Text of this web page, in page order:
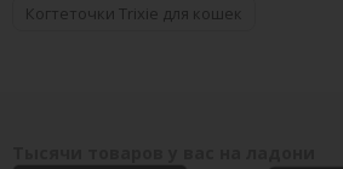
Когтеточки Trixie для кошек